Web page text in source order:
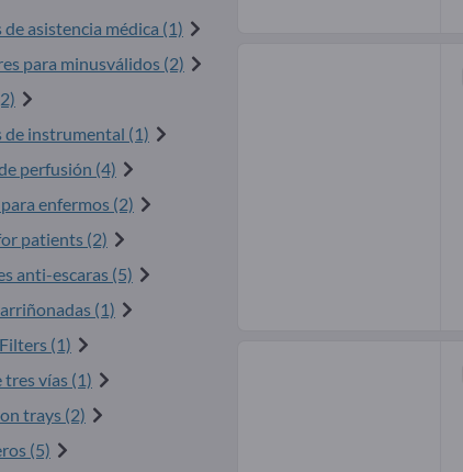
asistencia médica (1)
para minusválidos (2)
de instrumental (1)
perfusión (4)
enfermos (2)
patients (2)
anti-escaras (5)
(1)
(1)
tres vías (1)
trays (2)
(5)